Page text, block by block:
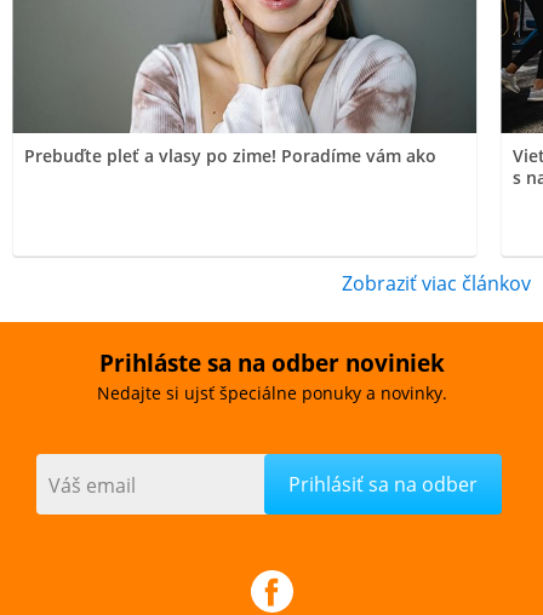
Prebuďte pleť a vlasy po zime! Poradíme vám ako
s
Zobraziť viac článkov
Prihláste sa na odber noviniek
Nedajte si ujsť špeciálne ponuky a novinky.
Váš email